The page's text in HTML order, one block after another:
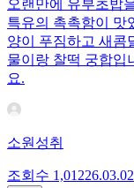
오랜만에 유부초밥
특유의 촉촉함이 맛
양이 푸짐하고 새콤
물이랑 찰떡 궁합입
요.
소원성취
조회수 1,01226.03.02